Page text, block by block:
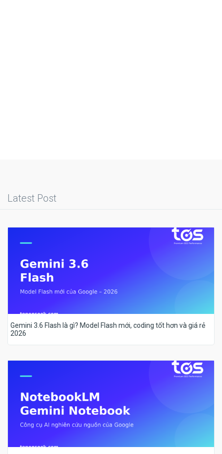
Latest Post
Gemini 3.6 Flash là gì? Model Flash mới, coding tốt hơn và giá rẻ
2026